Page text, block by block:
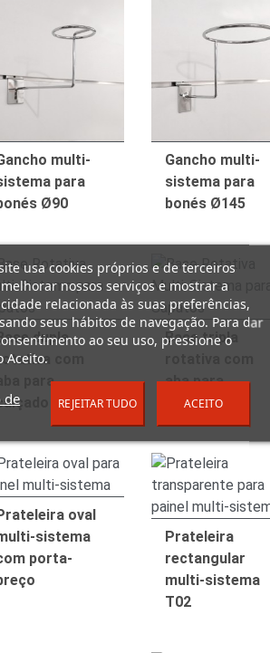
multi-
para
Ø90
Gancho multi-
sistema para
bonés Ø145
dupla
com
aba para
Base tripla
aba para
calçado
oval
sistema
porta-
Prateleira
rectangular
multi-sistema
T02
usa cookies próprios e de terceiros
nossos serviços e mostrar a
relacionada às suas preferências,
seus hábitos de navegação. Para dar
ao seu uso, pressione o
Aceito.
de
REJEITAR TUDO ACEITO